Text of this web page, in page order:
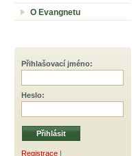
O Evangnetu
Přihlašovací jméno:
Heslo:
Registrace |